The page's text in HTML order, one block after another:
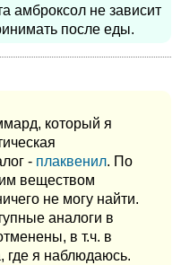
амброксол не зависит
после еды.
который я
- плаквенил. По
веществом
не могу найти.
аналоги в
в т.ч. в
где я наблюдаюсь.